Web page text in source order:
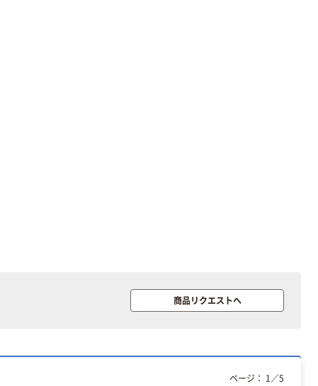
商品リクエストへ
ページ： 1 ／5
キングジム テプ
ラ TEPRA
12mm幅 （黒文
富士フイルム チ